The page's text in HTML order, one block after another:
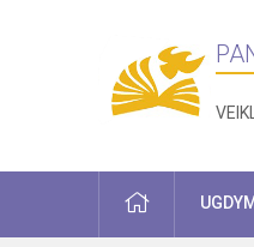
PRADŽIA